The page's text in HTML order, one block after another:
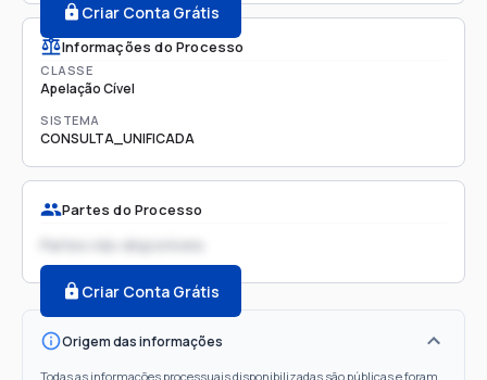
Criar Conta Grátis
Informações do Processo
CLASSE
Apelação Cível
SISTEMA
CONSULTA_UNIFICADA
Partes do Processo
Partes não disponíveis
Criar Conta Grátis
Origem das informações
Todas as informações processuais disponibilizadas são públicas e foram